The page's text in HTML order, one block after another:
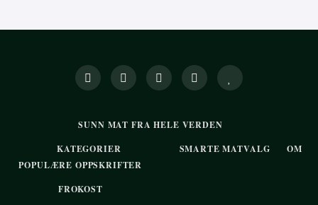
SUNN MAT FRA HELE VERDEN
KATEGORIER
POPULÆRE OPPSKRIFTER
FROKOST
SMARTE MATVALG OM